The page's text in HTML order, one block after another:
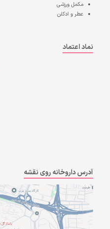
مکمل ورزشی
عطر و ادکلن
نماد اعتماد
آدرس داروخانه روی نقشه